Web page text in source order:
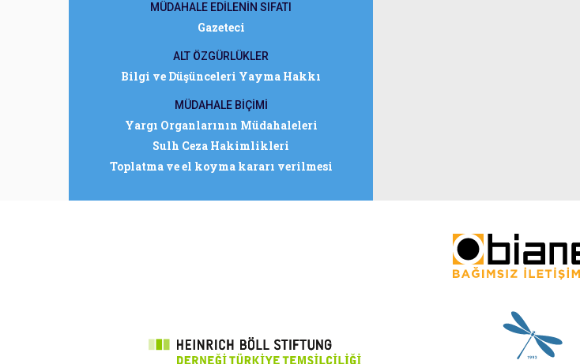
MÜDAHALE EDİLENİN SIFATI
Gazeteci
ALT ÖZGÜRLÜKLER
Bilgi ve Düşünceleri Yayma Hakkı
MÜDAHALE BİÇİMİ
Yargı Organlarının Müdahaleleri
Sulh Ceza Hakimlikleri
Toplatma ve el koyma kararı verilmesi